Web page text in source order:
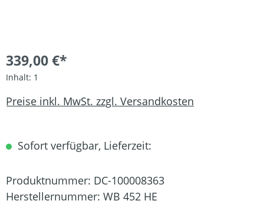
339,00 €*
Inhalt: 1
Preise inkl. MwSt. zzgl. Versandkosten
Sofort verfügbar, Lieferzeit:
Produktnummer: DC-100008363
Herstellernummer: WB 452 HE